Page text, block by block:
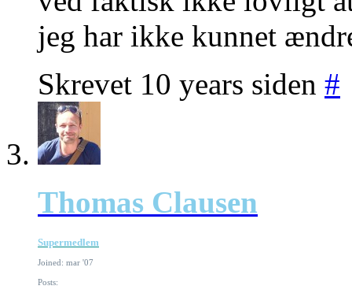
jeg har ikke kunnet
Skrevet 10 years siden #
Thomas Clausen
Supermedlem
Joined: mar '07
Posts: